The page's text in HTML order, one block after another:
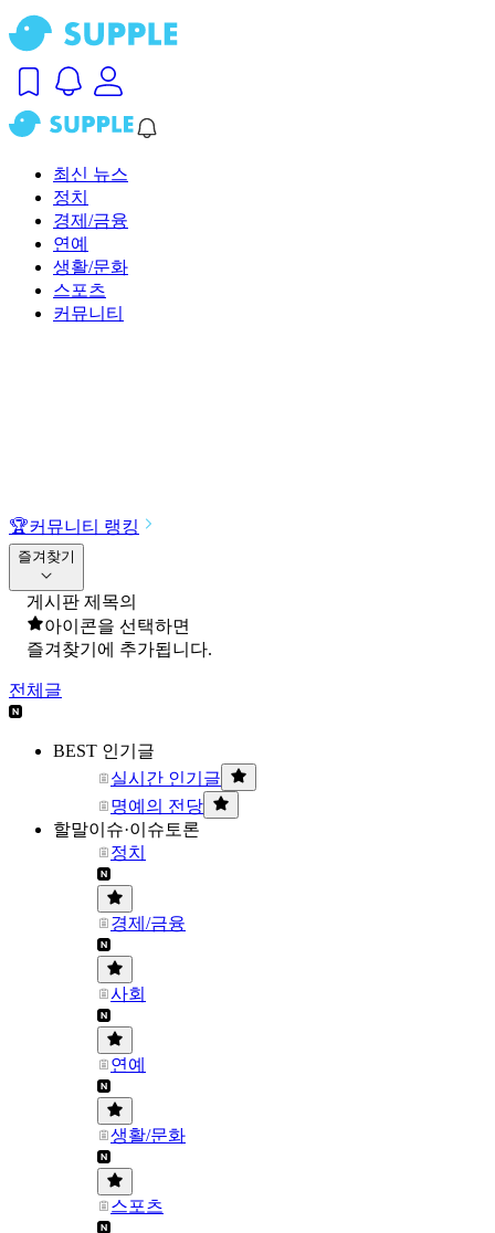
최신 뉴스
정치
경제/금융
연예
생활/문화
스포츠
커뮤니티
🏆커뮤니티 랭킹
즐겨찾기
게시판 제목의
아이콘을 선택하면
즐겨찾기에 추가됩니다.
전체글
BEST 인기글
실시간 인기글
명예의 전당
할말이슈·이슈토론
정치
경제/금융
사회
연예
생활/문화
스포츠